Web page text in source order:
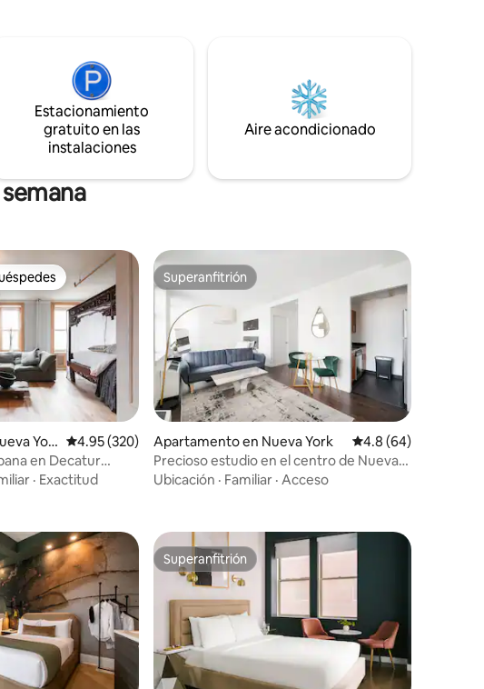
(un tramo de
¡da la
entretenimiento en nuestra Smart TV de
pantalla plana. El diseño de la unidad
tiene el encanto antiguo de Brooklyn con
paredes de ladrillo visto, techos altos y un
Estacionamiento
gratuito en las
instalaciones
Aire acondicionado
reseñas
preferido
Yor
Calificación promedio: 4.95 de 5, 320 reseñas
4.95 (320)
en Decatur
· Exactitud
Superanfitrión
Superanfitrión
Apartamento en Nueva York Calificación
4.8 (64)
Precioso estudio en el centro de Nueva
York
Ubicación · Familiar · Acceso
Superanfitrión
Superanfitrión